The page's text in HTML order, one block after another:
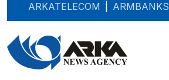
ARKATELECOM ARMBANKS